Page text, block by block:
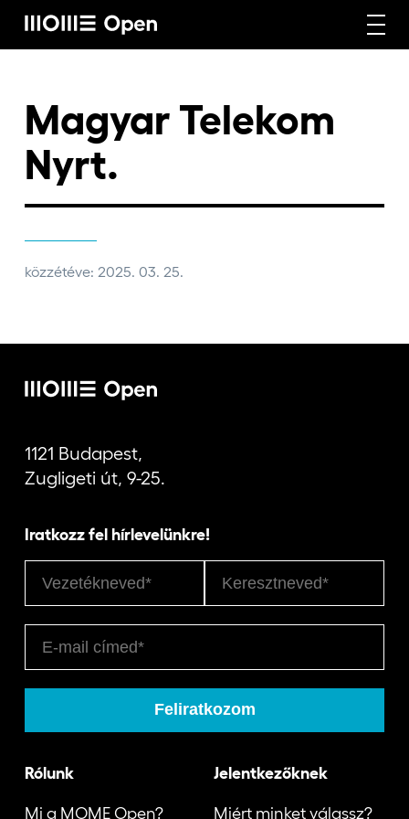
Jelentkezőknek
Kapcsolat
Magyar Telekom
Nyrt.
közzétéve: 2025. 03. 25.
1121 Budapest,
Zugligeti út, 9-25.
Iratkozz fel hírlevelünkre!
Rólunk
Mi a MOME Open?
Jelentkezőknek
Miért minket válassz?